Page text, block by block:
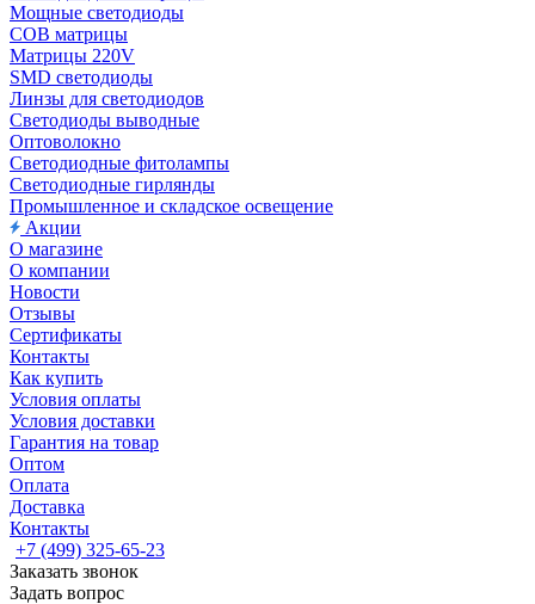
Мощные светодиоды
COB матрицы
Матрицы 220V
SMD светодиоды
Линзы для светодиодов
Светодиоды выводные
Оптоволокно
Светодиодные фитолампы
Светодиодные гирлянды
Промышленное и складское освещение
Акции
О магазине
О компании
Новости
Отзывы
Сертификаты
Контакты
Как купить
Условия оплаты
Условия доставки
Гарантия на товар
Оптом
Оплата
Доставка
Контакты
+7 (499) 325-65-23
Заказать звонок
Задать вопрос